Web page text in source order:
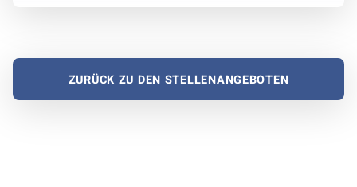
ZURÜCK ZU DEN STELLENANGEBOTEN